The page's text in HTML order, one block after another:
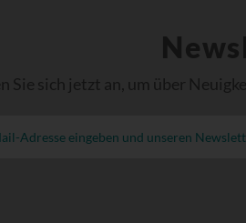
Sie sich jetzt an, um über